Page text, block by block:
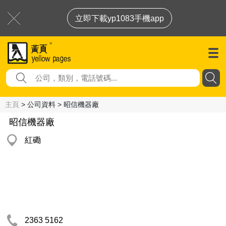
立即下載yp1083手機app
主頁 > 公司資料 > 昭信機器廠
昭信機器廠
紅磡
2363 5162